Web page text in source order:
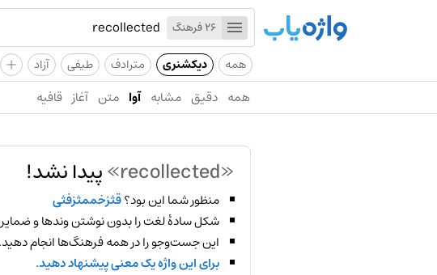
26 فرهنگ
همه دیکشنری مترادف طیفی آزاد +
همه دقیق مشابه آوا متن آغاز قافیه
«recollected» پیدا نشد!
منظور شما این بود؟قثزخممثزفثی
شکل سادهٔ لغت را بدون نوشتن وندها و
این جست‌وجو را در همه فرهنگ‌ها انجام دهید.
برای این واژه یک معنی پیشنهاد دهید.